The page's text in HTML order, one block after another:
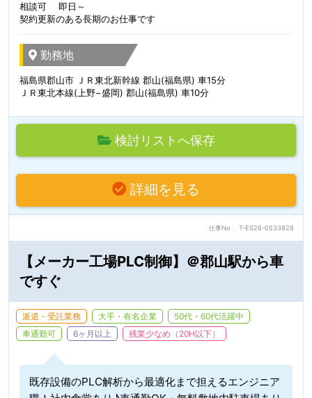
相談可 即日～
契約更新のある長期のお仕事です
勤務地
福島県郡山市 ＪＲ東北新幹線 郡山(福島県) 車15分
ＪＲ東北本線(上野−盛岡) 郡山(福島県) 車10分
検討リストへ保存
詳細を見る
仕事No T-ES26-0533828
【メーカー工場PLC制御】＠郡山駅から車
ですぐ
派遣・受託業務 大手・有名企業
50代・60代活躍中
車通勤可
6ヶ月以上 残業少なめ（20H以下）
既存設備のPLC解析から最適化まで担えるエンジニア